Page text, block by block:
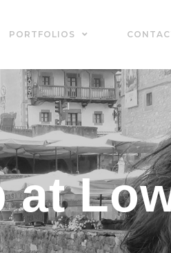
PORTFOLIOS
at